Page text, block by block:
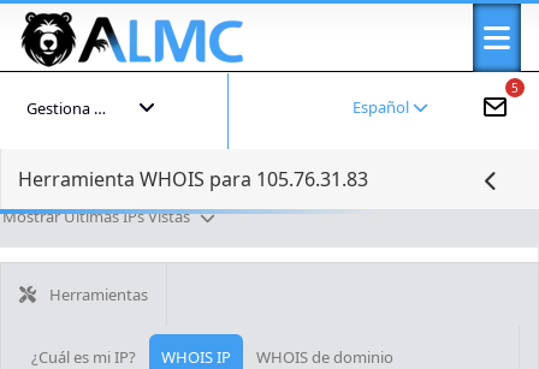
5
Español
Gestiona tu cuenta
Herramienta WHOIS para 105.76.31.83
Mostrar Últimas IPs Vistas
Herramientas
¿Cuál es mi IP? WHOIS IP WHOIS de dominio